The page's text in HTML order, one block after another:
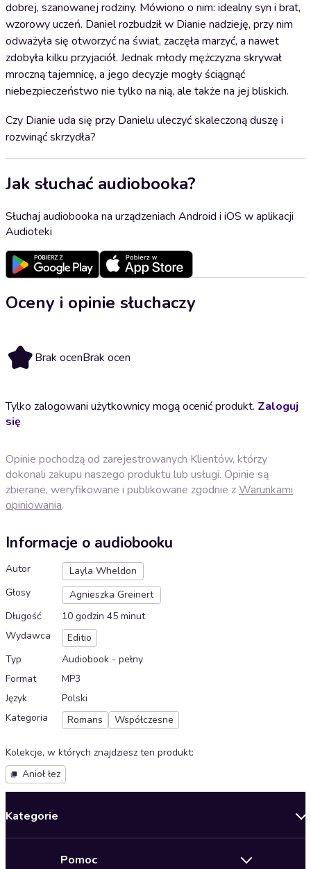
dobrej, szanowanej rodziny. Mówiono o nim: idealny syn i brat,
wzorowy uczeń. Daniel rozbudził w Dianie nadzieję, przy nim
odważyła się otworzyć na świat, zaczęła marzyć, a nawet
zdobyła kilku przyjaciół. Jednak młody mężczyzna skrywał
mroczną tajemnicę, a jego decyzje mogły ściągnąć
niebezpieczeństwo nie tylko na nią, ale także na jej bliskich.
Czy Dianie uda się przy Danielu uleczyć skaleczoną duszę i
rozwinąć skrzydła?
Jak słuchać audiobooka?
Słuchaj audiobooka na urządzeniach Android i iOS w aplikacji
Audioteki
Oceny i opinie słuchaczy
Brak ocenBrak ocen
Tylko zalogowani użytkownicy mogą ocenić produkt. Zaloguj
się
Opinie pochodzą od zarejestrowanych Klientów, którzy
dokonali zakupu naszego produktu lub usługi. Opinie są
zbierane, weryfikowane i publikowane zgodnie zWarunkami
opiniowania.
Informacje o audiobooku
Autor
Layla Wheldon
Głosy
Agnieszka Greinert
Długość
10 godzin 45 minut
Wydawca
Editio
Typ
Audiobook - pełny
Format
MP3
Język
Polski
Kategoria
Romans Współczesne
Kolekcje, w których znajdziesz ten produkt:
Anioł łez
Kategorie
Pomoc